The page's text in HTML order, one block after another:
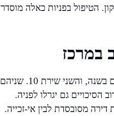
הטיפול בפניות כאלה מוסדר
במרכז
נניח שני מועמדים להגרלה בפרויקט בצפון הארץ. אחד מהם שירת 35 ימי מילואים בשנה, והשני שירת 10. שניהם
גם יגרלו לפניה.
מסובסדת לבין אי-זכייה.